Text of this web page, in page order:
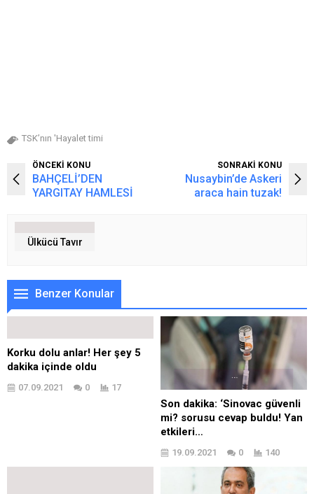
TSK’nın 'Hayalet timi
ÖNCEKİ KONU
BAHÇELİ’DEN
YARGITAY HAMLESİ
SONRAKİ KONU
Nusaybin’de Askeri
araca hain tuzak!
Ülkücü Tavır
Benzer Konular
Korku dolu anlar! Her şey 5
dakika içinde oldu
07.09.2021 0 17
Son dakika: ‘Sinovac güvenli
mi? sorusu cevap buldu! Yan
etkileri…
19.09.2021 0 140